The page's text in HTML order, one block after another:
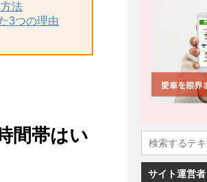
法
3つの理由
間帯はい
サイト運営者